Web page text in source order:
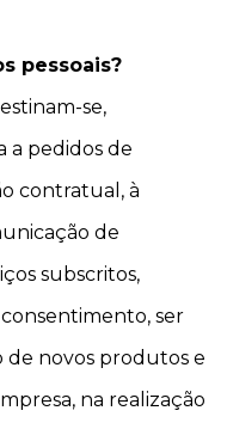
pessoais?
se,
a pedidos de
contratual, à
de
subscritos,
ser
de novos produtos e
na realização